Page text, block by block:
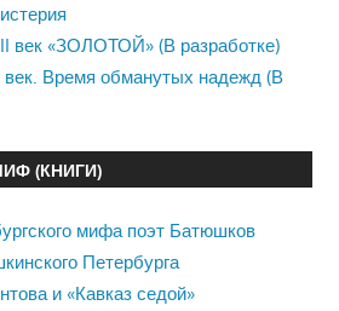
век «ЗОЛОТОЙ» (В разработке)
век. Время обманутых надежд (В
(КНИГИ)
мифа поэт Батюшков
Петербурга
и «Кавказ седой»